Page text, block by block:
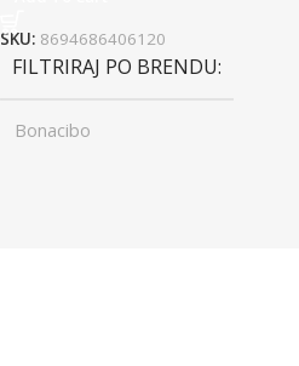
SKU: 8694686406120
FILTRIRAJ PO BRENDU
Bonacibo